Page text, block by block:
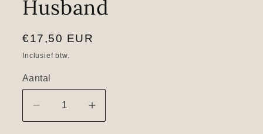
Husband
Normale
prijs
€17,50 EUR
Inclusief btw.
Aantal
Aantal
Aantal